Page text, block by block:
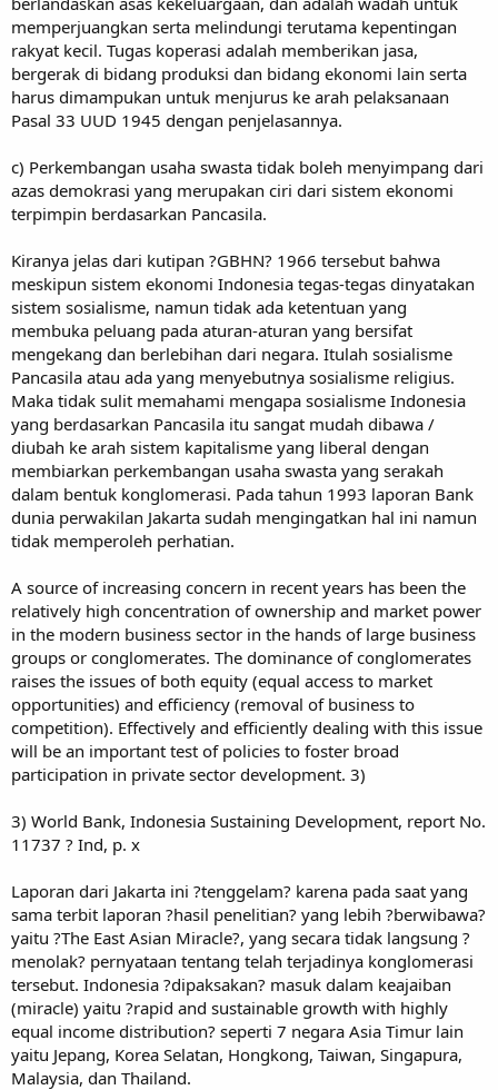
memperjuangkan serta melindungi terutama kepentingan
rakyat kecil. Tugas koperasi adalah memberikan jasa,
bergerak di bidang produksi dan bidang ekonomi lain serta
harus dimampukan untuk menjurus ke arah pelaksanaan
Pasal 33 UUD 1945 dengan penjelasannya.
c) Perkembangan usaha swasta tidak boleh menyimpang dari
azas demokrasi yang merupakan ciri dari sistem ekonomi
terpimpin berdasarkan Pancasila.
Kiranya jelas dari kutipan ?GBHN? 1966 tersebut bahwa
meskipun sistem ekonomi Indonesia tegas-tegas dinyatakan
sistem sosialisme, namun tidak ada ketentuan yang
membuka peluang pada aturan-aturan yang bersifat
mengekang dan berlebihan dari negara. Itulah sosialisme
Pancasila atau ada yang menyebutnya sosialisme religius.
Maka tidak sulit memahami mengapa sosialisme Indonesia
yang berdasarkan Pancasila itu sangat mudah dibawa /
diubah ke arah sistem kapitalisme yang liberal dengan
membiarkan perkembangan usaha swasta yang serakah
dalam bentuk konglomerasi. Pada tahun 1993 laporan Bank
dunia perwakilan Jakarta sudah mengingatkan hal ini namun
tidak memperoleh perhatian.
A source of increasing concern in recent years has been the
relatively high concentration of ownership and market power
in the modern business sector in the hands of large business
groups or conglomerates. The dominance of conglomerates
raises the issues of both equity (equal access to market
opportunities) and efficiency (removal of business to
competition). Effectively and efficiently dealing with this issue
will be an important test of policies to foster broad
participation in private sector development. 3)
3) World Bank, Indonesia Sustaining Development, report No.
11737 ? Ind, p. x
Laporan dari Jakarta ini ?tenggelam? karena pada saat yang
sama terbit laporan ?hasil penelitian? yang lebih ?berwibawa?
yaitu ?The East Asian Miracle?, yang secara tidak langsung ?
menolak? pernyataan tentang telah terjadinya konglomerasi
tersebut. Indonesia ?dipaksakan? masuk dalam keajaiban
(miracle) yaitu ?rapid and sustainable growth with highly
equal income distribution? seperti 7 negara Asia Timur lain
yaitu Jepang, Korea Selatan, Hongkong, Taiwan, Singapura,
Malaysia, dan Thailand.